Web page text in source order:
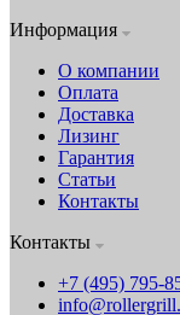
Информация
О компании
Оплата
Доставка
Лизинг
Гарантия
Статьи
Контакты
Контакты
+7 (495) 795-